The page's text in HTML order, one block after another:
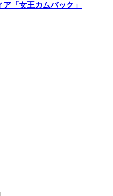
「女王カムバック」